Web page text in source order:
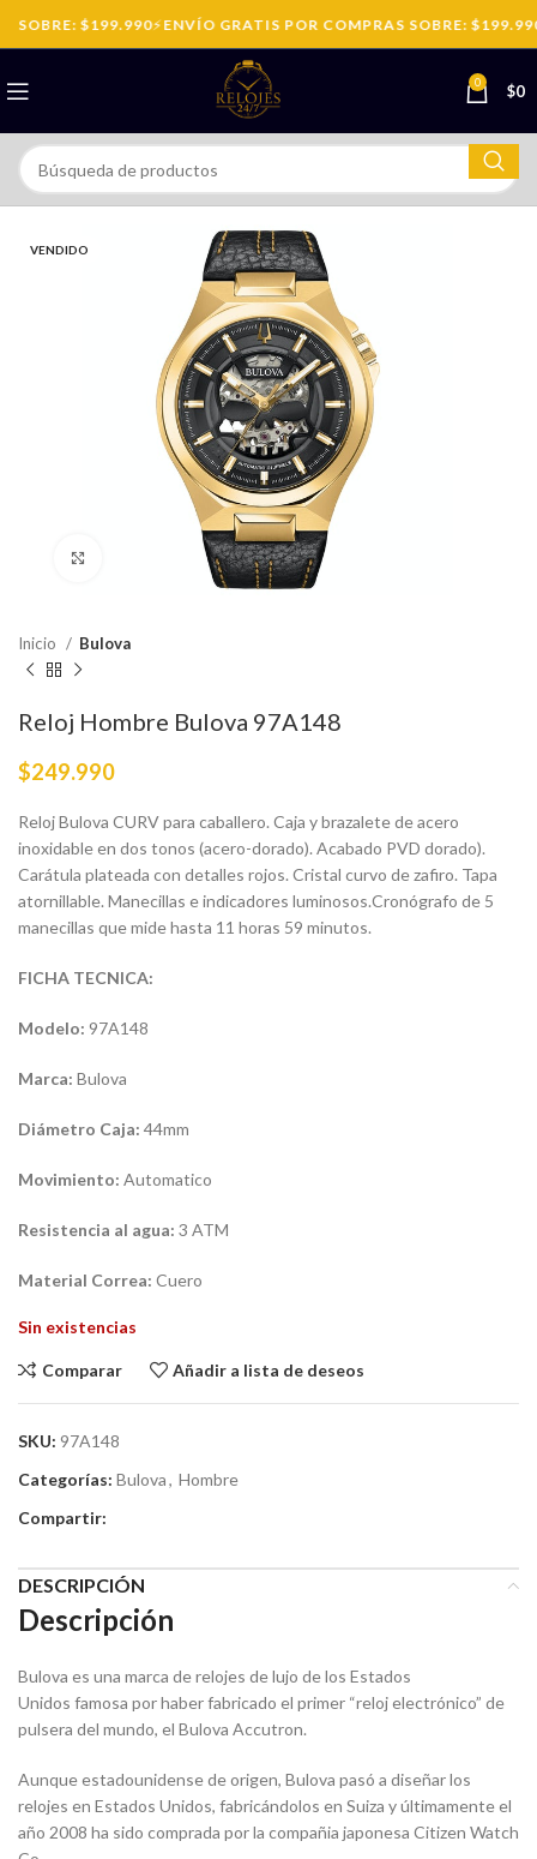
SOBRE: $199.990⚡ENVÍO GRATIS POR COMPRAS SOBRE: $199.990
0 $0
VENDIDO
Haga Click para agrandar
Inicio Bulova
Reloj Hombre Bulova 97A148
$249.990
Reloj Bulova CURV para caballero. Caja y brazalete de acero
inoxidable en dos tonos (acero-dorado). Acabado PVD dorado).
Carátula plateada con detalles rojos. Cristal curvo de zafiro. Tapa
atornillable. Manecillas e indicadores luminosos.Cronógrafo de 5
manecillas que mide hasta 11 horas 59 minutos.
FICHA TECNICA:
Modelo: 97A148
Marca: Bulova
Diámetro Caja: 44mm
Movimiento: Automatico
Resistencia al agua: 3 ATM
Material Correa: Cuero
Sin existencias
Comparar Añadir a lista de deseos
SKU: 97A148
Categorías: Bulova, Hombre
Compartir:
DESCRIPCIÓN
Descripción
Bulova es una marca de relojes de lujo de los Estados
Unidos famosa por haber fabricado el primer “reloj electrónico” de
pulsera del mundo, el Bulova Accutron.
Aunque estadounidense de origen, Bulova pasó a diseñar los
relojes en Estados Unidos, fabricándolos en Suiza y últimamente el
año 2008 ha sido comprada por la compañia japonesa Citizen Watch